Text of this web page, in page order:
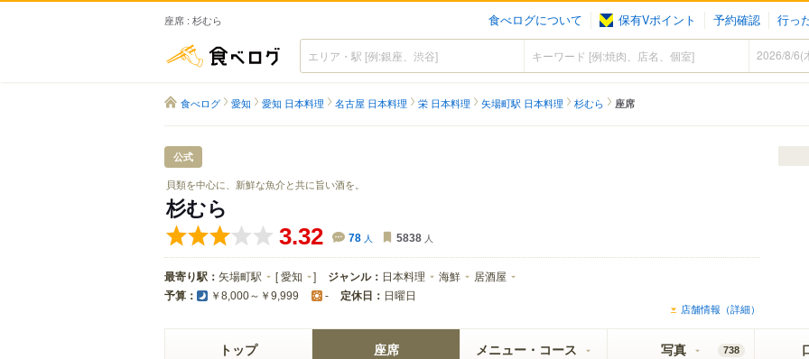
座席 : 杉むら 食べログについて 保有Vポイント 予約確認 行っ
食べログ
食べログ 愛知 愛知 日本料理 名古屋 日本料理 栄 日本料理 矢場町駅 日本料理 杉むら 座席
公式
貝類を中心に、新鮮な魚介と共に旨い酒を。
杉むら
3.32 78 人 5838 人
最寄り駅： 矢場町駅 [愛知 ] ジャンル： 日本料理 海鮮 居酒屋
予算： ￥8,000～￥9,999 - 定休日： 日曜日
店舗情報（詳細）
トップ 座席 メニュー・コース 写真 738